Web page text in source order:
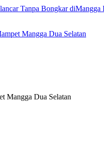
Tanpa Bongkar diMangga
Mangga Dua Selatan
Mangga Dua Selatan